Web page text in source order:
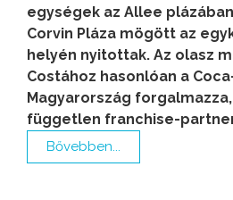
egységek az Allee
Corvin Pláza mögött az
helyén nyitottak. Az olasz
Costához hasonlóan a
Magyarország
független franchise-
Bővebben...